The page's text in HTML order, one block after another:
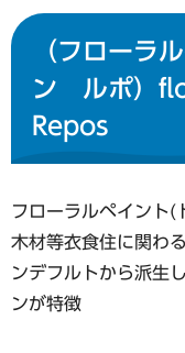
（フローラ
ン ルポ）
Repos
フローラルペイント(
木材等衣食住に関わ
ンデフルトから派生
ンが特徴